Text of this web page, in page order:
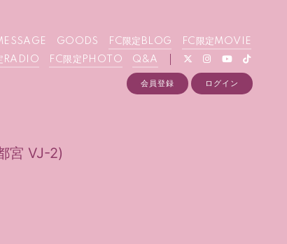
GOODS FC限定BLOG
FC限定MOVIE
RADIO
FC限定PHOTO Q&A
会員登録 ログイン
宮 VJ-2)